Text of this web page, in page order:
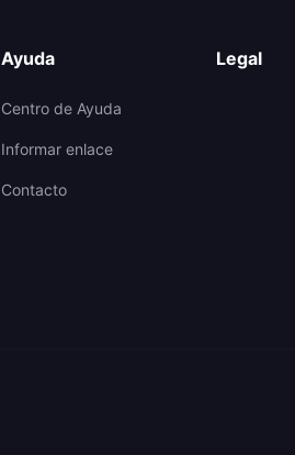
Ayuda
Centro de Ayuda
Informar enlace
Contacto
Legal